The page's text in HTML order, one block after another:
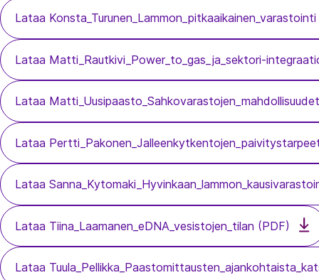
Lataa
Lataa Matti_Rautkivi_Power_to_gas_ja_sektori-
Lataa
Lataa
Lataa
Lataa Tiina_Laamanen_eDNA_vesistojen_tilan (PDF)
Lataa